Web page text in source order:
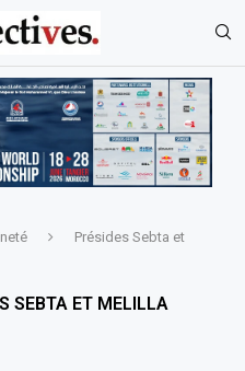
Présides Sebta et
SEBTA ET MELILLA